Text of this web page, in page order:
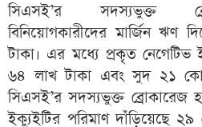
সিএসই’র সদস্যভুক্ত
বিনিয়োগকারীদের মার্জিন ঋণ
টাকা। এর মধ্যে প্রকৃত
৬৪ লাখ টাকা এবং সুদ ২১
সিএসই’র সদস্যভুক্ত ব্রোকারেজ
ইক্যুইটির পরিমাণ দাঁড়িয়েছে